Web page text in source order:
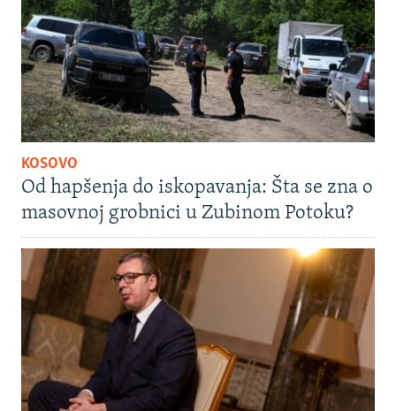
KOSOVO
Od hapšenja do iskopavanja: Šta se zna o
masovnoj grobnici u Zubinom Potoku?